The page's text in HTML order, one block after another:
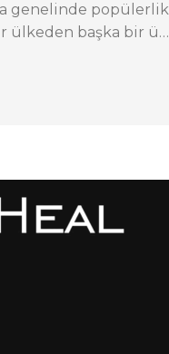
genelinde popülerlik
ülkeden başka bir ü…